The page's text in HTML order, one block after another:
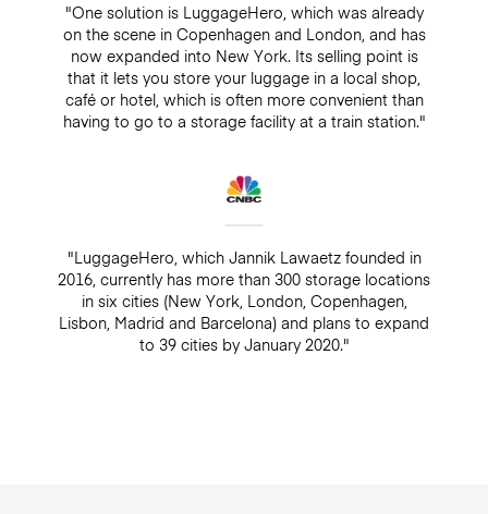
"One solution is LuggageHero, which was already
on the scene in Copenhagen and London, and has
now expanded into New York. Its selling point is
that it lets you store your luggage in a local shop,
café or hotel, which is often more convenient than
having to go to a storage facility at a train station."
"LuggageHero, which Jannik Lawaetz founded in
2016, currently has more than 300 storage locations
in six cities (New York, London, Copenhagen,
Lisbon, Madrid and Barcelona) and plans to expand
to 39 cities by January 2020."